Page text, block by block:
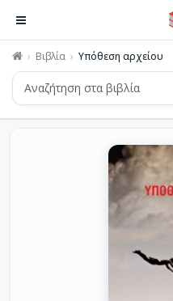
Βιβλία Υπόθεση αρχείου